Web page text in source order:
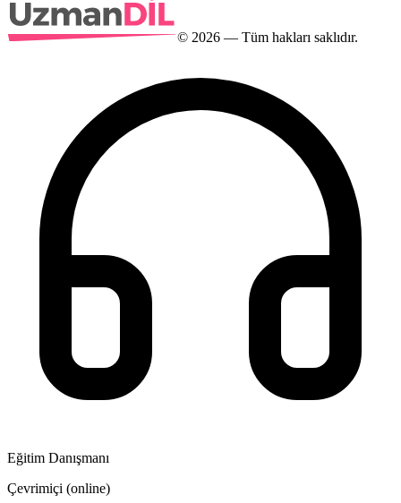
© 2026 — Tüm hakları saklıdır.
Eğitim Danışmanı
Çevrimiçi (online)